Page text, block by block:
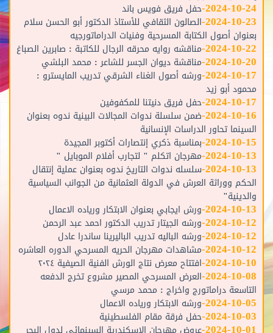
2024-10-24
-حفل فريق فويس باند
2024-10-23
-الصالون الثقافي للأستاذ الدكتور أبو الحسن سلام
بعنوان أصول الكتابة المسرحية وفنيات الدراماتورجيه
2024-10-22
-مناقشه روايه محرقه الرجال للكاتبة : صابرين الصباغ
2024-10-20
-مناقشة ديوان الجسر للشاعر : محمد البلشي
2024-10-17
-ورشه أصول الغناء الشرقي تدريب المايسترو :
محمود أبو زيد
2024-10-17
-حفل فريق دنيتنا للمكفوفين
2024-10-16
-ضمن سلسلة ندوات المجالات البينية ندوه بعنوان
السينما تحاور الدراسات الإنسانية
2024-10-15
-بمناسبة ذكري إنتصارات أكتوبر المجيدة
2024-10-13
-مهرجان اتكلم " لتجارب أفلام الموبايل "
2024-10-13
-سلسله ندوات التاريخ ندوه بعنوان عملية إنتقال
الحكم ووراثة العرش في الدولة العثمانية من الجوانب السياسية
والدينية"
2024-10-13
-ورش ايجابي بعنوان الابتكار ورياده الاعمال
2024-10-12
-ورشه الجيتار تدريب الدكتور احمد عبد الرحمن
2024-10-12
-ورشه الباليه تدريب الباليرينا ساندرا عادل
2024-10-12
-مشاهدات مهرجان الحريه المسرحي الدوره العاشره
2024-10-10
-افتتاح معرض نتاج الورش الفنية الصيفية ٢٠٢٤
2024-10-08
-العرض المسرحي المصير مشروع تخرج الدفعه
التاسعة دراماتورج واخراج : محمد مرسي
2024-10-05
-ورشه الابتكار ورياده الاعمال
2024-10-03
-حفل فرقة مقام الفلسطينية